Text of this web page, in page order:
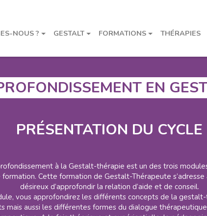
NOUS ? GESTALT FORMATIONS THÉRAPIES
DEUXIÈME CYCLE TROISIÈME CYCLE
EN
PRÉSENTATION DU CYCLE
à la Gestalt-thérapie est un des trois
Cette formation de Gestalt-Thérapeute
désireux d’approfondir la relation d’aide et de conseil.
vous approfondirez les différents concepts de la
mais aussi les différentes formes du dialogue